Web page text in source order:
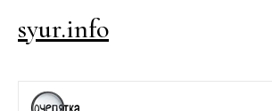
syur.info